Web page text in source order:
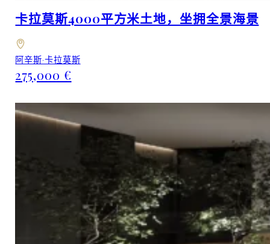
卡拉莫斯4000平方米土地，坐拥全景海景
阿辛斯·卡拉莫斯
275,000 €